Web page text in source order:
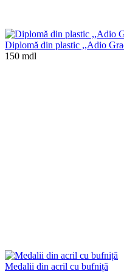
Diplomă din plastic ,,Adio
150 mdl
Medalii din acril cu bufniță